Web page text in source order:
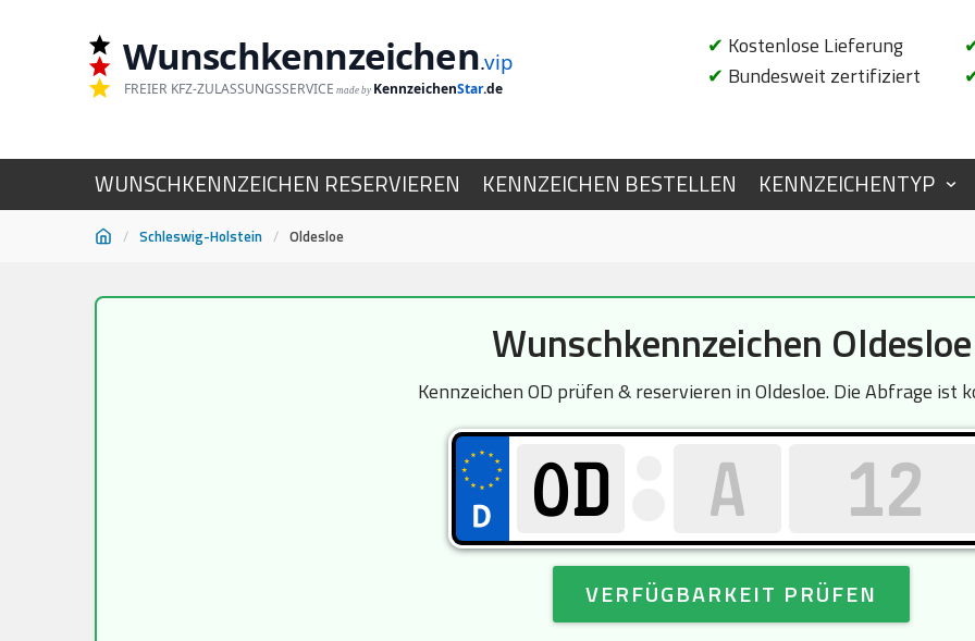
Wunschkennzeichen.vip
FREIER KFZ-ZULASSUNGSSERVICE made by KennzeichenStar.de
✔ Kostenlose Lieferung
✔ Bundesweit zertifiziert
WUNSCHKENNZEICHEN RESERVIEREN KENNZEICHEN BESTELLEN KENNZEICHENTYP
/ Schleswig-Holstein / Oldesloe
Wunschkennzeichen Oldesloe
Kennzeichen OD prüfen & reservieren in Oldesloe. Die Abfrage ist
VERFÜGBARKEIT PRÜFEN